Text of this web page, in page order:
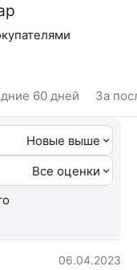
60 дней За
Новые выше
Все оценки
06.04.2023